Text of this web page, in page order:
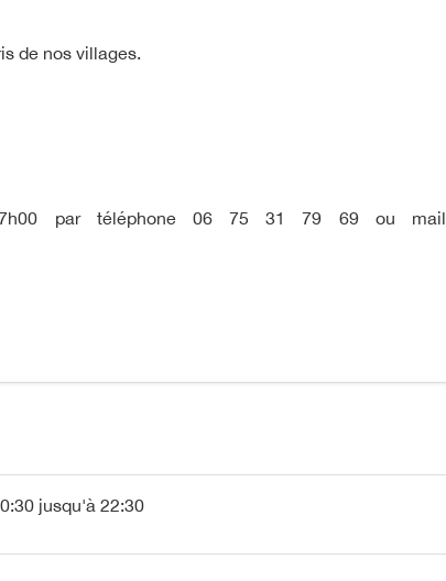
de nos villages.
par téléphone 06 75 31 79 69 ou mail
jusqu'à 22:30